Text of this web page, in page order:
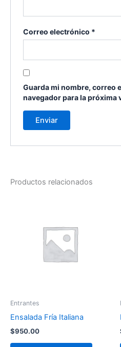
Correo electrónico *
Guarda mi nombre, correo
navegador para la próxima
Productos relacionados
Entrantes
Ensalada Fría Italiana
$950.00